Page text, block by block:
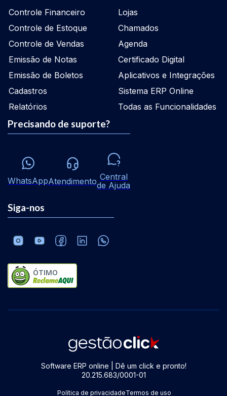
Controle Financeiro
Controle de Estoque
Controle de Vendas
Emissão de Notas
Emissão de Boletos
Cadastros
Relatórios
Lojas
Chamados
Agenda
Certificado Digital
Aplicativos e Integrações
Sistema ERP Online
Todas as Funcionalidades
Precisando de suporte?
WhatsAppAtendimento Central
de Ajuda
Siga-nos
ÓTIMO
Software ERP online | Dê um click e pronto!
20.215.683/0001-01
Política de privacidadeTermos de uso